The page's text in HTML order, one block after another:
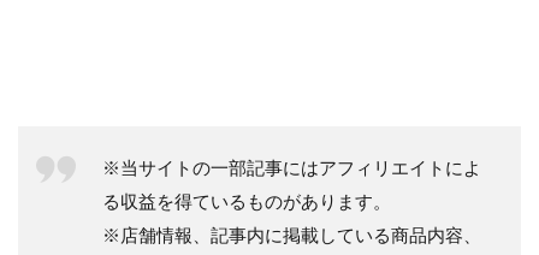
※当サイトの一部記事にはアフィリエイトによ
る収益を得ているものがあります。
※店舗情報、記事内に掲載している商品内容、